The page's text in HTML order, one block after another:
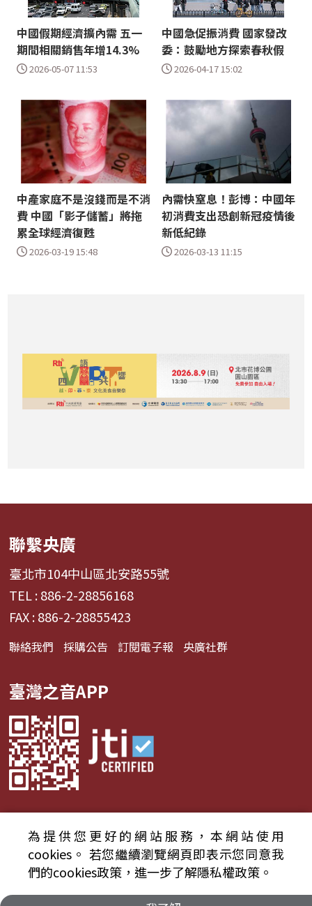
中國假期經濟擴內需 五一
期間相關銷售年增14.3%
2026-05-07 11:53
中國急促振消費 國家發改
委：鼓勵地方探索春秋假
2026-04-17 15:02
中產家庭不是沒錢而是不消
費 中國「影子儲蓄」將拖
累全球經濟復甦
2026-03-19 15:48
內需快窒息！彭博：中國年
初消費支出恐創新冠疫情後
新低紀錄
2026-03-13 11:15
聯繫央廣
臺北市104中山區北安路55號
TEL : 886-2-28856168
FAX : 886-2-28855423
聯絡我們 採購公告 訂閱電子報 央廣社群
臺灣之音APP
© 2024財團法人中央廣播電臺 版權所有
資通安全政策聲明
服務條款 隱私權條款
為提供您更好的網站服務，本網站使用
cookies。 若您繼續瀏覽網頁即表示您同意我
們的cookies政策，進一步了解隱私權政策。